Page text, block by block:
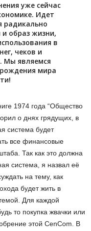
уже сейчас
Идет
радикально
образ жизни,
в
чеков и
Мы являемся
мира
1974 года “Общество
о днях грядущих, в
система будет
все финансовые
Так как это должна
система, я назвал её
на тему, как
будет жить в
Для каждой
то покупка жвачки или
этой CenCom. В